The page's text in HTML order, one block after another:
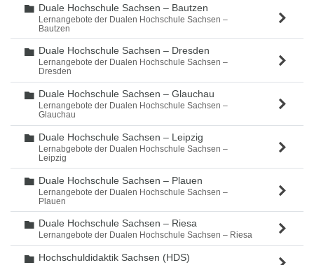
Ordner
Duale Hochschule Sachsen – Bautzen
Lernangebote der Dualen Hochschule Sachsen –
Bautzen
Ordner
Duale Hochschule Sachsen – Dresden
Lernangebote der Dualen Hochschule Sachsen –
Dresden
Ordner
Duale Hochschule Sachsen – Glauchau
Lernangebote der Dualen Hochschule Sachsen –
Glauchau
Ordner
Duale Hochschule Sachsen – Leipzig
Lernabgebote der Dualen Hochschule Sachsen –
Leipzig
Ordner
Duale Hochschule Sachsen – Plauen
Lernangebote der Dualen Hochschule Sachsen –
Plauen
Ordner
Duale Hochschule Sachsen – Riesa
Lernangebote der Dualen Hochschule Sachsen – Riesa
Ordner
Hochschuldidaktik Sachsen (HDS)